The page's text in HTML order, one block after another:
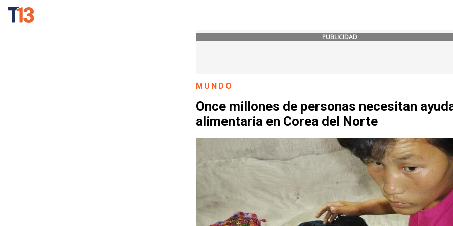
PUBLICIDAD
MUNDO
Once millones de personas necesitan
alimentaria en Corea del Norte